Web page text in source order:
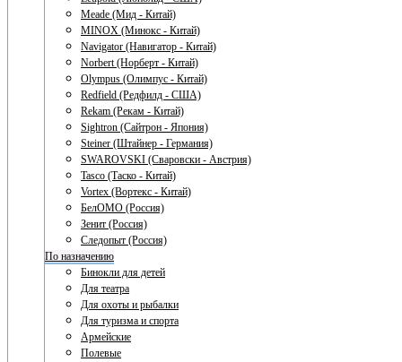
Meade (Мид - Китай)
MINOX (Минокс - Китай)
Navigator (Навигатор - Китай)
Norbert (Норберт - Китай)
Olympus (Олимпус - Китай)
Redfield (Редфилд - США)
Rekam (Рекам - Китай)
Sightron (Сайтрон - Япония)
Steiner (Штайнер - Германия)
SWAROVSKI (Сваровски - Австрия)
Tasco (Таско - Китай)
Vortex (Вортекс - Китай)
БелОМО (Россия)
Зенит (Россия)
Следопыт (Россия)
По назначению
Бинокли для детей
Для театра
Для охоты и рыбалки
Для туризма и спорта
Армейские
Полевые